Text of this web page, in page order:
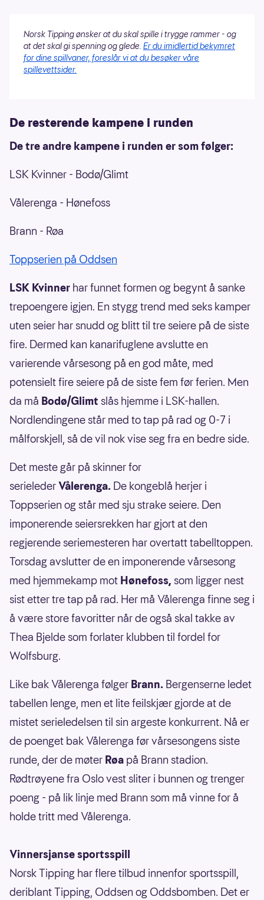
Norsk Tipping ønsker at du skal spille i trygge rammer - og
at det skal gi spenning og glede. Er du imidlertid bekymret
for dine spillvaner, foreslår vi at du besøker våre
spillevettsider.
De resterende kampene i runden
De tre andre kampene i runden er som følger:
LSK Kvinner - Bodø/Glimt
Vålerenga - Hønefoss
Brann - Røa
Toppserien på Oddsen
LSK Kvinner har funnet formen og begynt å sanke
trepoengere igjen. En stygg trend med seks kamper
uten seier har snudd og blitt til tre seiere på de siste
fire. Dermed kan kanarifuglene avslutte en
varierende vårsesong på en god måte, med
potensielt fire seiere på de siste fem før ferien. Men
da må Bodø/Glimt slås hjemme i LSK-hallen.
Nordlendingene står med to tap på rad og 0-7 i
målforskjell, så de vil nok vise seg fra en bedre side.
Det meste går på skinner for
serielederVålerenga. De kongeblå herjer i
Toppserien og står med sju strake seiere. Den
imponerende seiersrekken har gjort at den
regjerende seriemesteren har overtatt tabelltoppen.
Torsdag avslutter de en imponerende vårsesong
med hjemmekamp mot Hønefoss, som ligger nest
sist etter tre tap på rad. Her må Vålerenga finne seg i
å være store favoritter når de også skal takke av
Thea Bjelde som forlater klubben til fordel for
Wolfsburg.
Like bak Vålerenga følger Brann. Bergenserne ledet
tabellen lenge, men et lite feilskjær gjorde at de
mistet serieledelsen til sin argeste konkurrent. Nå er
de poenget bak Vålerenga før vårsesongens siste
runde, der de møter Røa på Brann stadion.
Rødtrøyene fra Oslo vest sliter i bunnen og trenger
poeng - på lik linje med Brann som må vinne for å
holde tritt med Vålerenga.
Vinnersjanse sportsspill
Norsk Tipping har flere tilbud innenfor sportsspill,
deriblant Tipping, Oddsen og Oddsbomben. Det er